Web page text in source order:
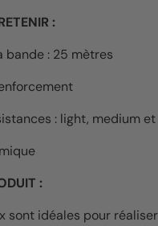
:
bande : 25 mètres
: light, medium
:
sont idéales pour